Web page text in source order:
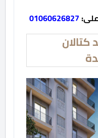
01060626827